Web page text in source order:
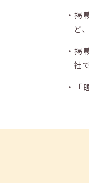
・掲
ど
・掲
社
・「